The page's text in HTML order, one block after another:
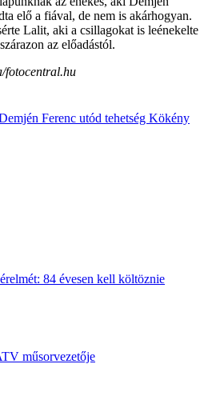
elő a fiával, de nem is akárhogyan.
Lalit, aki a csillagokat is leénekelte
az előadástól.
fotocentral.hu
Ferenc utód tehetség Kökény
84 évesen kell költöznie
műsorvezetője